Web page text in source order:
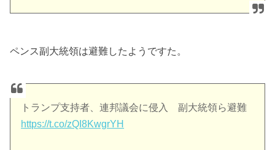
ペンス副大統領は避難したようですた。
トランプ支持者、連邦議会に侵入 副大統領ら避難
https://t.co/zQI8KwgrYH